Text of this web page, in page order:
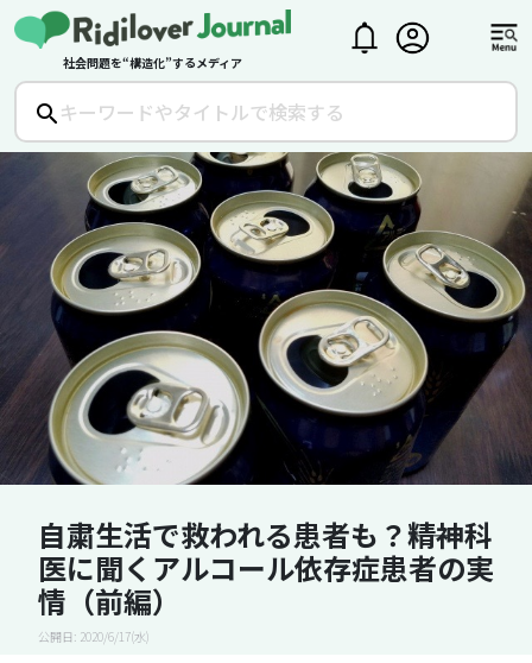
社会問題を“構造化”するメディア
自粛生活で救われる患者も？――精神科
医に聞くアルコール依存症患者の実
情（前編）
公開日: 2020/6/17(水)